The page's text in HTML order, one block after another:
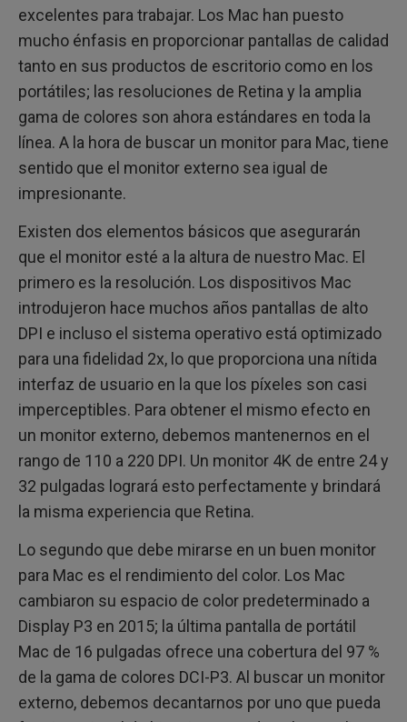
excelentes para trabajar. Los Mac han puesto
mucho énfasis en proporcionar pantallas de calidad
tanto en sus productos de escritorio como en los
portátiles; las resoluciones de Retina y la amplia
gama de colores son ahora estándares en toda la
línea. A la hora de buscar un monitor para Mac, tiene
sentido que el monitor externo sea igual de
impresionante.
Existen dos elementos básicos que asegurarán
que el monitor esté a la altura de nuestro Mac. El
primero es la resolución. Los dispositivos Mac
introdujeron hace muchos años pantallas de alto
DPI e incluso el sistema operativo está optimizado
para una fidelidad 2x, lo que proporciona una nítida
interfaz de usuario en la que los píxeles son casi
imperceptibles. Para obtener el mismo efecto en
un monitor externo, debemos mantenernos en el
rango de 110 a 220 DPI. Un monitor 4K de entre 24 y
32 pulgadas logrará esto perfectamente y brindará
la misma experiencia que Retina.
Lo segundo que debe mirarse en un buen monitor
para Mac es el rendimiento del color. Los Mac
cambiaron su espacio de color predeterminado a
Display P3 en 2015; la última pantalla de portátil
Mac de 16 pulgadas ofrece una cobertura del 97 %
de la gama de colores DCI-P3. Al buscar un monitor
externo, debemos decantarnos por uno que pueda